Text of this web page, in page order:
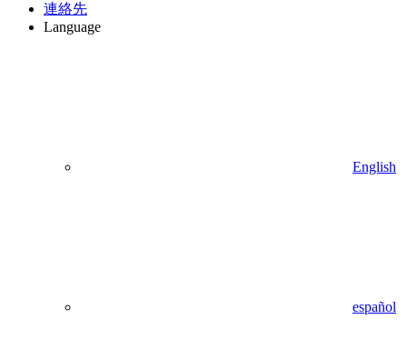
連絡先
Language
English
español